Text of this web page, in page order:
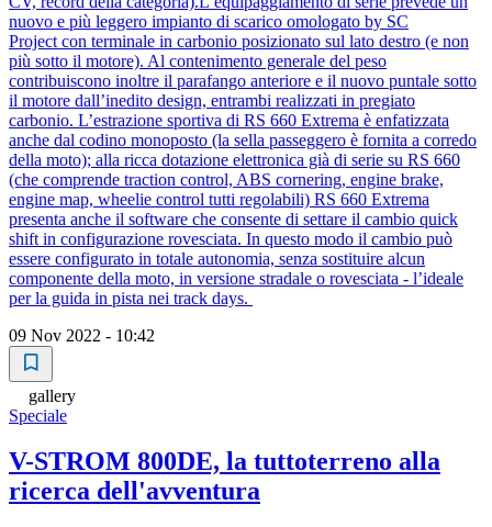
nuovo e più leggero impianto di scarico omologato by SC
Project con terminale in carbonio posizionato sul lato destro (e non
più sotto il motore). Al contenimento generale del peso
contribuiscono inoltre il parafango anteriore e il nuovo puntale sotto
il motore dall’inedito design, entrambi realizzati in pregiato
carbonio. L’estrazione sportiva di RS 660 Extrema è enfatizzata
anche dal codino monoposto (la sella passeggero è fornita a corredo
della moto); alla ricca dotazione elettronica già di serie su RS 660
(che comprende traction control, ABS cornering, engine brake,
engine map, wheelie control tutti regolabili) RS 660 Extrema
presenta anche il software che consente di settare il cambio quick
shift in configurazione rovesciata. In questo modo il cambio può
essere configurato in totale autonomia, senza sostituire alcun
componente della moto, in versione stradale o rovesciata - l’ideale
per la guida in pista nei track days.
09 Nov 2022 - 10:42
gallery
Speciale
V-STROM 800DE, la tuttoterreno alla
ricerca dell'avventura